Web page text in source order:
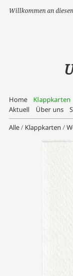
Willkommen an
Home Klappkarten
Aktuell
Über uns
Alle/ Klappkarten /